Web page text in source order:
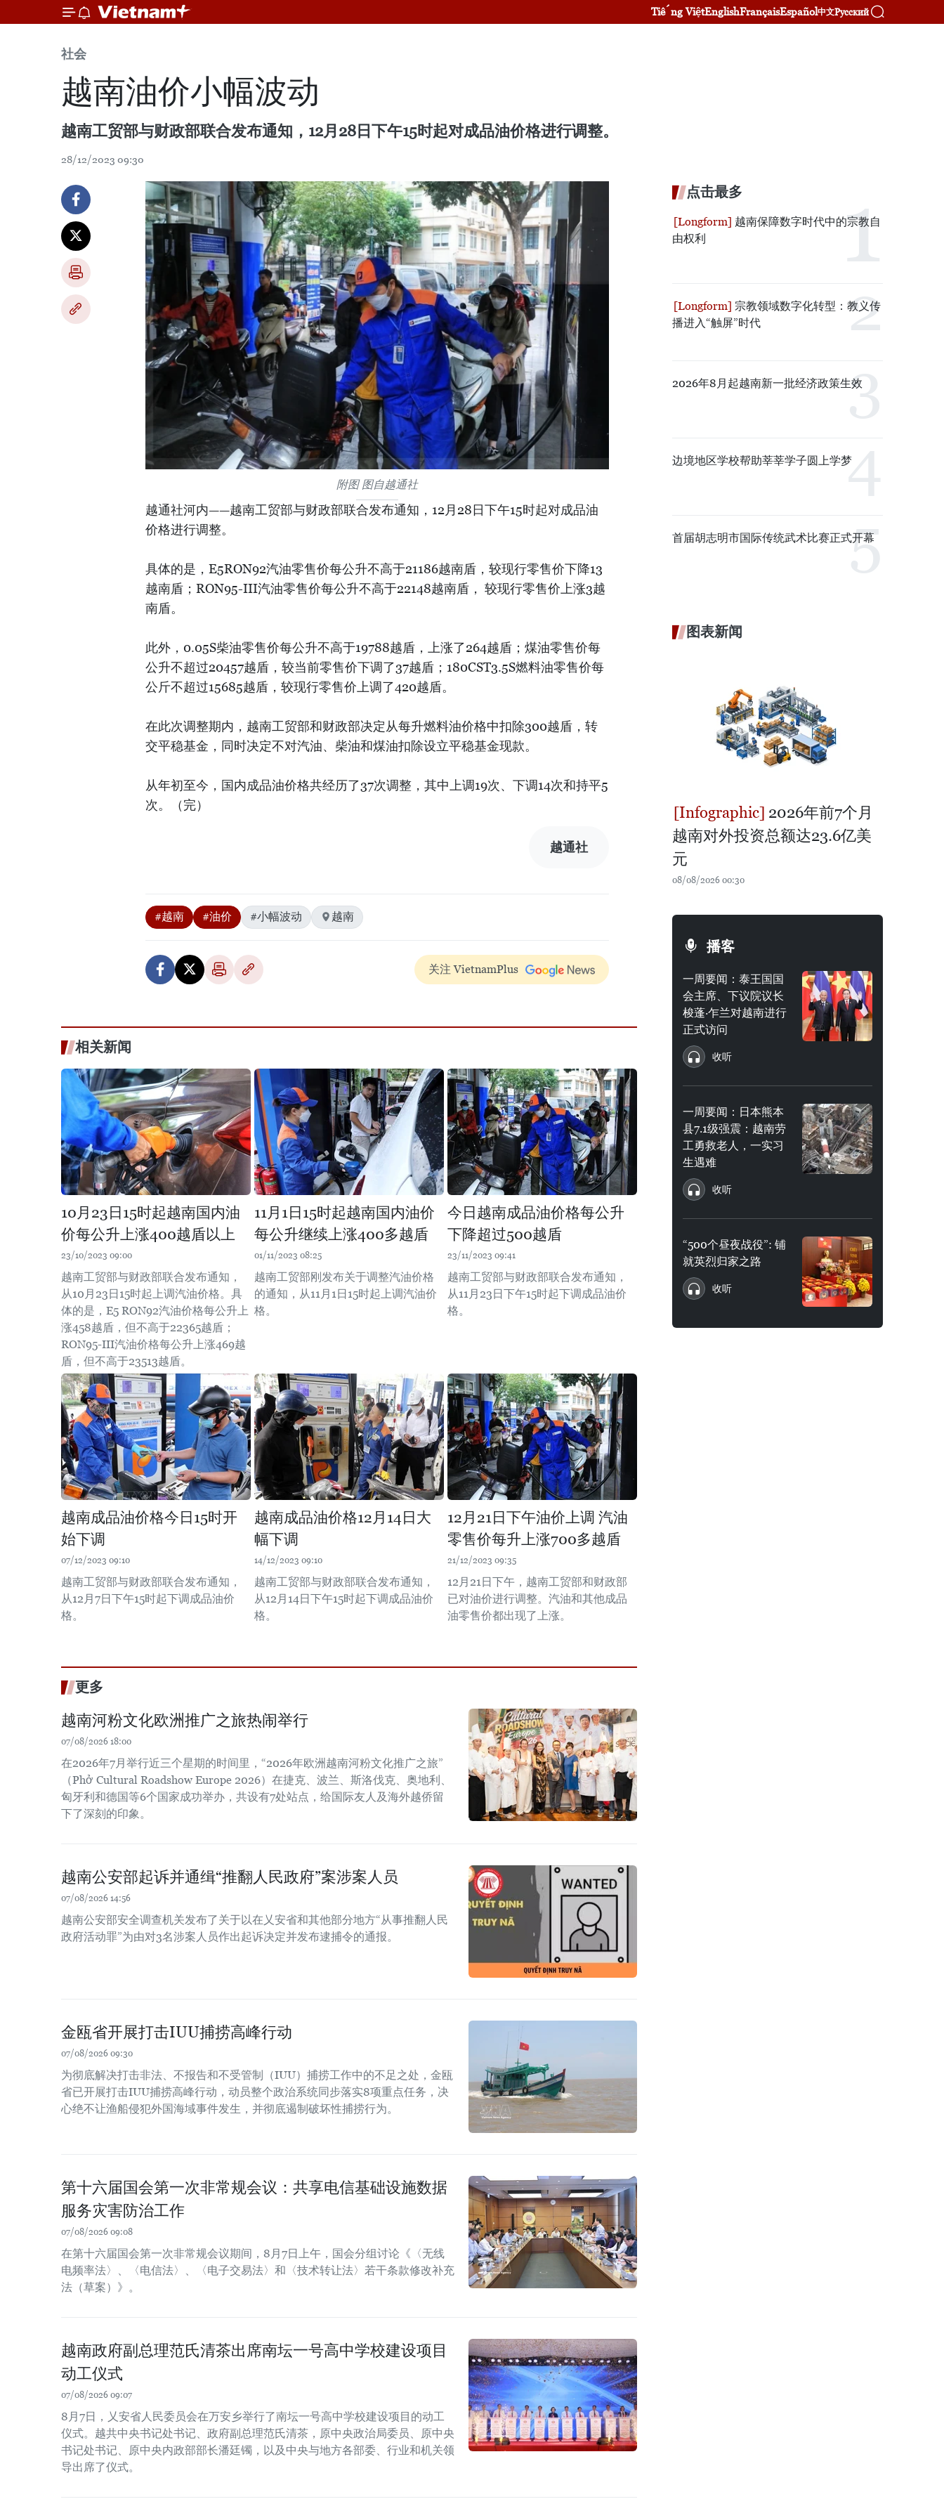
Tiếng ViệtEnglishFrançaisEspañol中文Русский
社会
越南油价小幅波动
越南工贸部与财政部联合发布通知，12月28日下午15时起对成品油价格进行调整。
28/12/2023 09:30
附图 图自越通社
越通社河内——越南工贸部与财政部联合发布通知，12月28日下午15时起对成品油
价格进行调整。
具体的是，E5RON92汽油零售价每公升不高于21186越南盾，较现行零售价下降13
越南盾；RON95-III汽油零售价每公升不高于22148越南盾， 较现行零售价上涨3越
南盾。
此外，0.05S柴油零售价每公升不高于19788越盾，上涨了264越盾；煤油零售价每
公升不超过20457越盾，较当前零售价下调了37越盾；180CST3.5S燃料油零售价每
公斤不超过15685越盾，较现行零售价上调了420越盾。
在此次调整期内，越南工贸部和财政部决定从每升燃料油价格中扣除300越盾，转
交平稳基金，同时决定不对汽油、柴油和煤油扣除设立平稳基金现款。
从年初至今，国内成品油价格共经历了37次调整，其中上调19次、下调14次和持平5
次。（完）
越通社
#越南 #油价 #小幅波动 越南
关注 VietnamPlus
相关新闻
10月23日15时起越南国内油
价每公升上涨400越盾以上
23/10/2023 09:00
越南工贸部与财政部联合发布通知，
从10月23日15时起上调汽油价格。具
体的是，E5 RON92汽油价格每公升上
涨458越盾，但不高于22365越盾；
RON95-III汽油价格每公升上涨469越
盾，但不高于23513越盾。
11月1日15时起越南国内油价
每公升继续上涨400多越盾
01/11/2023 08:25
越南工贸部刚发布关于调整汽油价格
的通知，从11月1日15时起上调汽油价
格。
今日越南成品油价格每公升
下降超过500越盾
23/11/2023 09:41
越南工贸部与财政部联合发布通知，
从11月23日下午15时起下调成品油价
格。
越南成品油价格今日15时开
始下调
07/12/2023 09:10
越南工贸部与财政部联合发布通知，
从12月7日下午15时起下调成品油价
格。
越南成品油价格12月14日大
幅下调
14/12/2023 09:10
越南工贸部与财政部联合发布通知，
从12月14日下午15时起下调成品油价
格。
12月21日下午油价上调 汽油
零售价每升上涨700多越盾
21/12/2023 09:35
12月21日下午，越南工贸部和财政部
已对油价进行调整。汽油和其他成品
油零售价都出现了上涨。
更多
越南河粉文化欧洲推广之旅热闹举行
07/08/2026 18:00
在2026年7月举行近三个星期的时间里，“2026年欧洲越南河粉文化推广之旅”
（Phở Cultural Roadshow Europe 2026）在捷克、波兰、斯洛伐克、奥地利、
匈牙利和德国等6个国家成功举办，共设有7处站点，给国际友人及海外越侨留
下了深刻的印象。
越南公安部起诉并通缉“推翻人民政府”案涉案人员
07/08/2026 14:56
越南公安部安全调查机关发布了关于以在乂安省和其他部分地方“从事推翻人民
政府活动罪”为由对3名涉案人员作出起诉决定并发布逮捕令的通报。
金瓯省开展打击IUU捕捞高峰行动
07/08/2026 09:30
为彻底解决打击非法、不报告和不受管制（IUU）捕捞工作中的不足之处，金瓯
省已开展打击IUU捕捞高峰行动，动员整个政治系统同步落实8项重点任务，决
心绝不让渔船侵犯外国海域事件发生，并彻底遏制破坏性捕捞行为。
第十六届国会第一次非常规会议：共享电信基础设施数据
服务灾害防治工作
07/08/2026 09:08
在第十六届国会第一次非常规会议期间，8月7日上午，国会分组讨论《〈无线
电频率法〉、〈电信法〉、〈电子交易法〉和〈技术转让法〉若干条款修改补充
法（草案）》。
越南政府副总理范氏清茶出席南坛一号高中学校建设项目
动工仪式
07/08/2026 09:07
8月7日，乂安省人民委员会在万安乡举行了南坛一号高中学校建设项目的动工
仪式。越共中央书记处书记、政府副总理范氏清茶，原中央政治局委员、原中央
书记处书记、原中央内政部部长潘廷镯，以及中央与地方各部委、行业和机关领
导出席了仪式。
点击最多
越南保障数字时代中的宗教自
由权利
宗教领域数字化转型：教义传
播进入“触屏”时代
2026年8月起越南新一批经济政策生效
边境地区学校帮助莘莘学子圆上学梦
首届胡志明市国际传统武术比赛正式开幕
图表新闻
2026年前7个月
越南对外投资总额达23.6亿美
元
08/08/2026 00:30
播客
一周要闻：泰王国国
会主席、下议院议长
梭蓬·乍兰对越南进行
正式访问
收听
一周要闻：日本熊本
县7.1级强震：越南劳
工勇救老人，一实习
生遇难
收听
“500个昼夜战役”: 铺
就英烈归家之路
收听